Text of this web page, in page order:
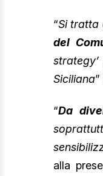
“Si tratta
del
Siciliana
“Da
alla